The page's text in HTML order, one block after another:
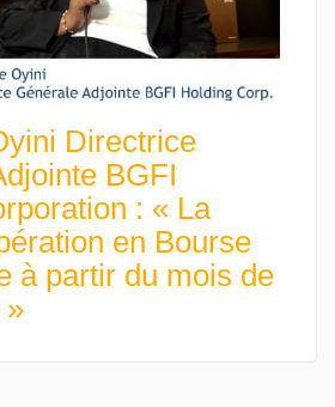
Directrice
BGFI
: « La
en Bourse
à partir du mois de
»